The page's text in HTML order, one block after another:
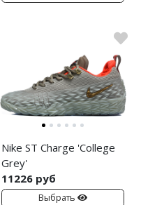
Nike ST Charge 'College
Grey'
11226 руб
Выбрать